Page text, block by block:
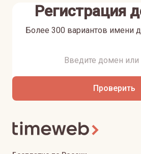
Регистрация
Более 300 вариантов имени
Проверить